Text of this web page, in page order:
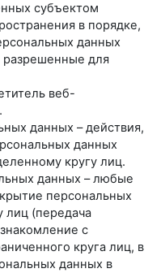
субъектом
в порядке,
данных
для
веб-
.
данных – действия,
данных
кругу лиц.
данных – любые
персональных
лиц (передача
с
круга лиц, в
данных в